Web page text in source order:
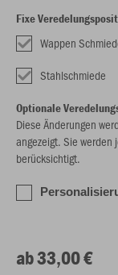
Fixe
Wappen
Stahlschmiede
Optionale
Diese Änderungen
angezeigt. Sie
berücksichtigt.
ab 33,00 €